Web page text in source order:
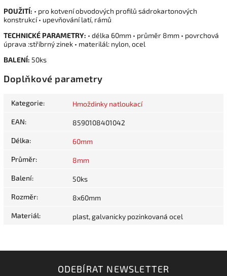
POUŽITÍ: • pro kotvení obvodových profilů sádrokartonových
konstrukcí • upevňování latí, rámů
TECHNICKÉ PARAMETRY: • délka 60mm • průměr 8mm • povrchová
úprava :stříbrný zinek • materilál: nylon, ocel
BALENÍ: 50ks
Doplňkové parametry
Kategorie: Hmoždinky natloukací
EAN: 8590108401042
Délka: 60mm
Průměr: 8mm
Balení: 50ks
Rozměr: 8x60mm
Materiál: plast, galvanicky pozinkovaná ocel
ODEBÍRAT NEWSLETTER